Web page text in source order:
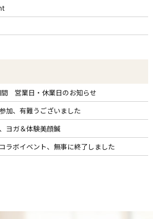
営業日・休業日のお知らせ
加、有難うございました
ヨガ＆体験美顔鍼
ラボイベント、無事に終了しました